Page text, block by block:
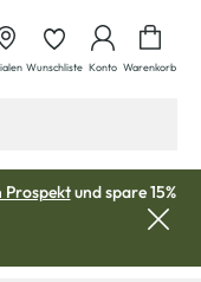
Wunschliste Konto Warenkorb
Prospektund spare 15%